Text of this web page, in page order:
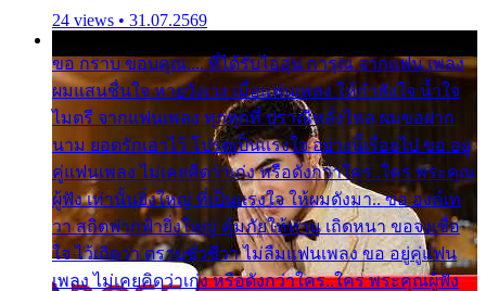
24 views • 31.07.2569
ขอ กราบ ขอบคุณ.... ที่ได้รับไออุ่น การุณ จากแฟน เพลง
ผมแสนชื่นใจ หายวังเวง เมื่อแฟนเพลง ให้กำลังใจ น้ำใจ
ไมตรี จากแฟนเพลง ทุกทุกที่ ปราณีหลั่งไหล ผมขอฝาก
นาม ยอดรักเอาไว้ โปรดเป็นแรงใจ อย่างนี้เรื่อยไป ขอ อยู่
คู่แฟนเพลง ไม่เคยคิดว่าเก่ง หรือดังกว่าใคร..ใคร พระคุณ
ผู้ฟัง เท่านั้นยิ่งใหญ่ ที่เป็นแรงใจ ให้ผมดังมา.. ขอ องค์เท
วา สถิตฟากฟ้ายิ่งใหญ่ คุ้มภัยให้ท่าน เถิดหนา ขอจงเชื่อ
ใจ ไว้เถิดว่า ตราบชั่วชีวา ไม่ลืมแฟนเพลง ขอ อยู่คู่แฟน
เพลง ไม่เคยคิดว่าเก่ง หรือดังกว่าใคร..ใคร พระคุณผู้ฟัง